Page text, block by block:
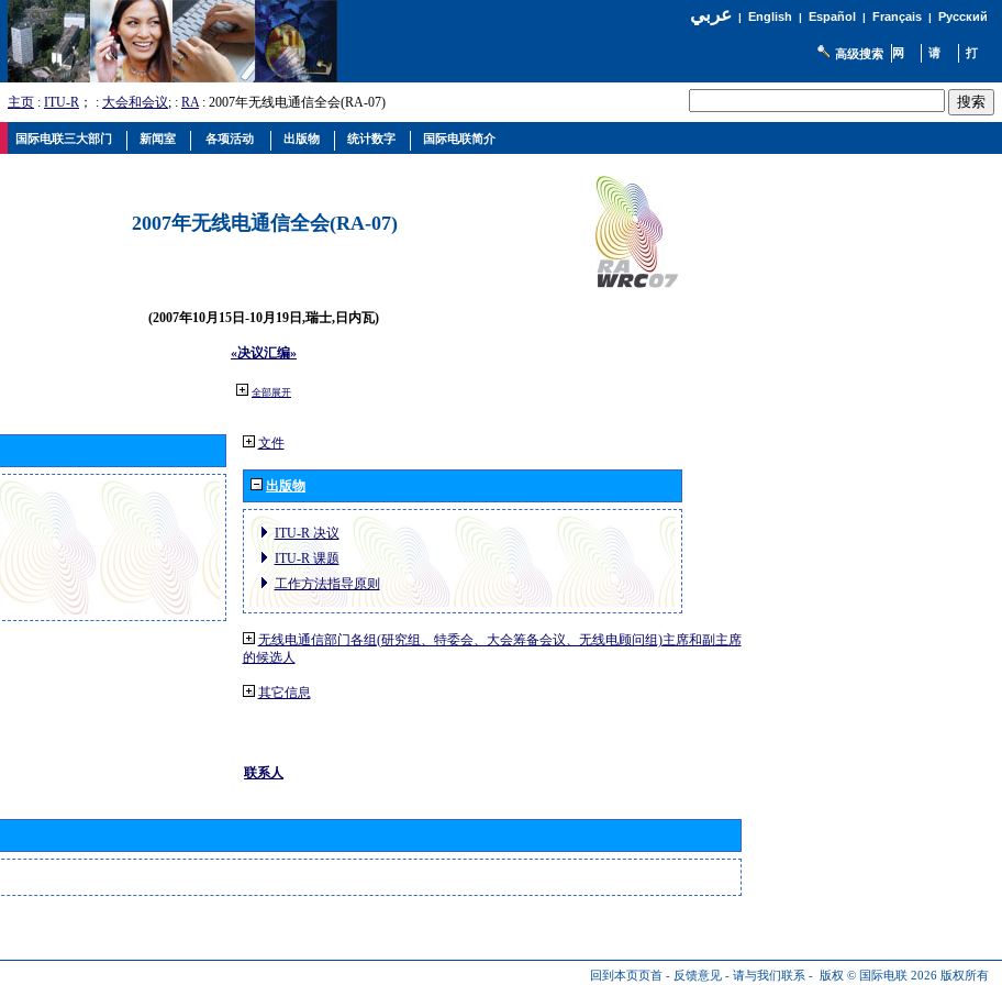
عربي| English | Español | Français| Русский
高级搜索
主页 : ITU-R ； : 大会和会议; : RA: 2007年无线电通信全会(RA-07)
2007年无线电通信全会(RA-07)
(2007年10月15日-10月19日,瑞士,日内瓦)
«决议汇编»
全部展开
文件
出版物
ITU-R 决议
ITU-R 课题
工作方法指导原则
无线电通信部门各组(研究组、特委会、大会筹备会议、无线电顾问组)主席和副主席
的候选人
其它信息
联系人
回到本页页首 - 反馈意见 - 请与我们联系 - 版权 © 国际电联 2026 版权所有
国际电联三大部门 新闻室 各项活动 出版物 统计数字 国际电联简介